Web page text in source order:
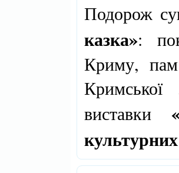
Подорож
казка»:
Криму,
Кримської
виставки